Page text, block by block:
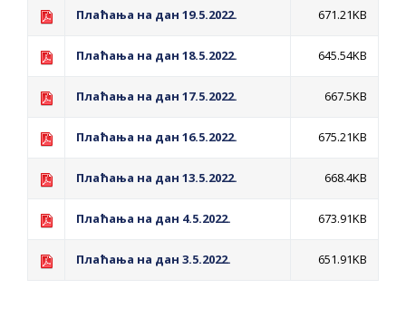
новембра
Захтјев за издавање ПОНОСНЕ КАРТИЦЕ
7. августа
Плаћања на дан 19.5.2022. 671.21KB
Плаћања на дан 18.5.2022. 645.54KB
Плаћања на дан 17.5.2022. 667.5KB
Плаћања на дан 16.5.2022. 675.21KB
Плаћања на дан 13.5.2022. 668.4KB
Плаћања на дан 4.5.2022. 673.91KB
Плаћања на дан 3.5.2022. 651.91KB